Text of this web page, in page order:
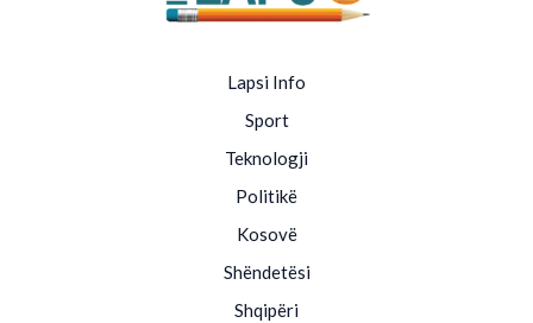
Lapsi Info
Sport
Teknologji
Politikë
Kosovë
Shëndetësi
Shqipëri